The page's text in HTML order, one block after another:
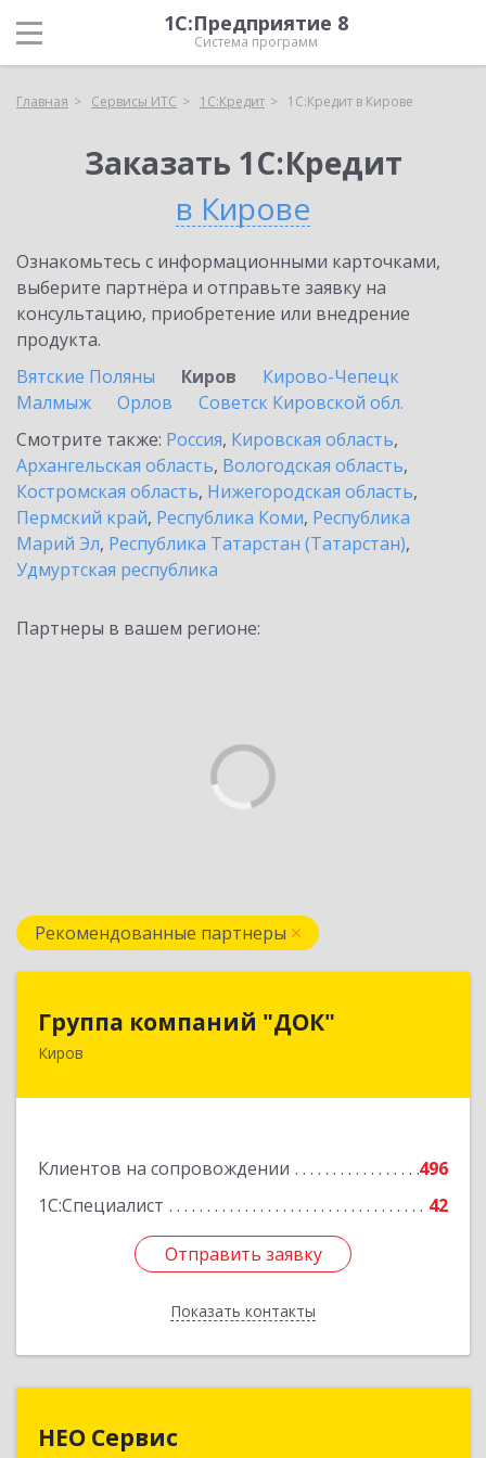
1С:Предприятие 8
Система программ
Главная Сервисы ИТС 1С:Кредит 1С:Кредит в Кирове
Заказать 1С:Кредит
в Кирове
Ознакомьтесь с информационными карточками,
выберите партнёра и отправьте заявку на
консультацию, приобретение или внедрение
продукта.
Вятские Поляны
Киров
Кирово-Чепецк
Малмыж
Орлов
Советск Кировской обл.
Смотрите также: Россия, Кировская область,
Архангельская область, Вологодская область,
Костромская область, Нижегородская область,
Пермский край, Республика Коми, Республика
Марий Эл, Республика Татарстан (Татарстан),
Удмуртская республика
Партнеры в вашем регионе:
Рекомендованные партнеры
Группа компаний "ДОК"
Киров
Клиентов на сопровождении
496
1С:Специалист
42
Отправить заявку
Показать контакты
Группа компаний "ДОК"
610017, Кировская обл, Киров г, Горького ул,
Отправить заявку
Назад
НЕО Сервис